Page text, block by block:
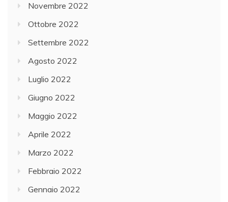
Novembre 2022
Ottobre 2022
Settembre 2022
Agosto 2022
Luglio 2022
Giugno 2022
Maggio 2022
Aprile 2022
Marzo 2022
Febbraio 2022
Gennaio 2022